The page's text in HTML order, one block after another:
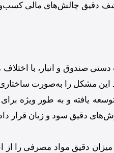
دقیق چالش‌های مالی
صندوق و انبار، با
این مشکل را به‌صورت
و به طور ویژه برای
دقیق سود و زیان قرار
دقیق مواد مصرفی را از